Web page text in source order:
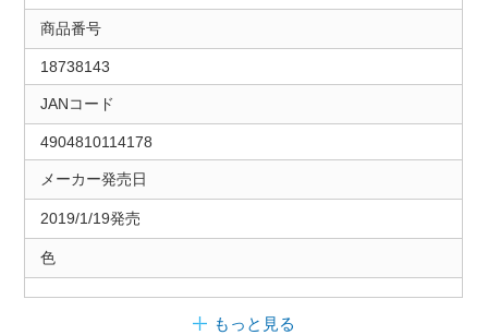
商品番号
18738143
JANコード
4904810114178
メーカー発売日
2019/1/19発売
色
もっと見る